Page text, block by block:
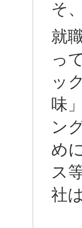
そ
就
っ
ッ
味
ン
め
ス
社